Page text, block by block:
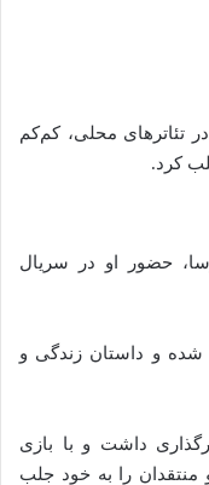
تئاترهای محلی، کم‌کم
کرد.
حضور او در سریال
شده و داستان زندگی و
داشت و با بازی
را به خود جلب